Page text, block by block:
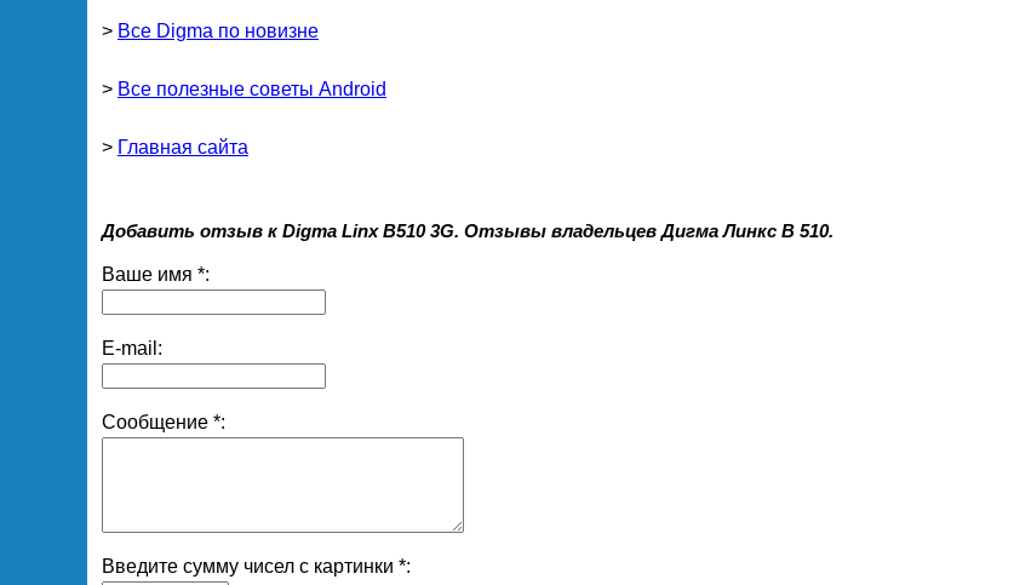
> Все Digma по новизне
> Все полезные советы Android
> Главная сайта
Добавить отзыв к Digma Linx B510 3G. Отзывы владельцев Дигма Линкс В 510.
Ваше имя *:
E-mail:
Сообщение *:
Введите сумму чисел с картинки *: